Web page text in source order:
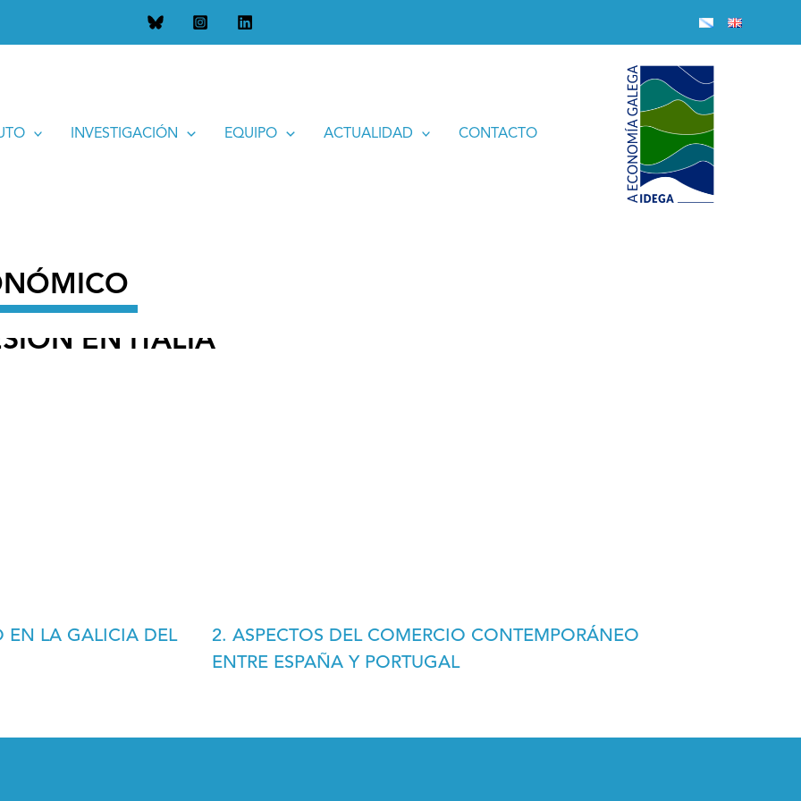
INVESTIGACIÓN EQUIPO ACTUALIDAD CONTACTO
EN ITALIA
EN LA GALICIA DEL
2. ASPECTOS DEL COMERCIO CONTEMPORÁNEO
ENTRE ESPAÑA Y PORTUGAL